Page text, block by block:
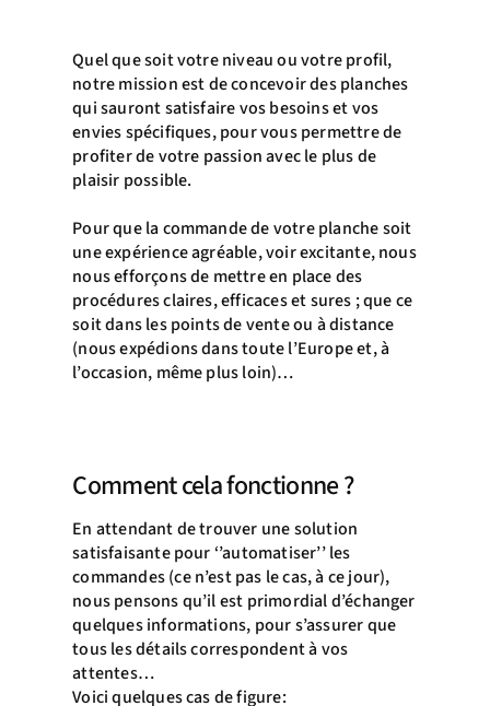
Quel que soit votre niveau ou votre profil,
notre mission est de concevoir des planches
qui sauront satisfaire vos besoins et vos
envies spécifiques, pour vous permettre de
profiter de votre passion avec le plus de
plaisir possible.
Pour que la commande de votre planche soit
une expérience agréable, voir excitante, nous
nous efforçons de mettre en place des
procédures claires, efficaces et sures ; que ce
soit dans les points de vente ou à distance
(nous expédions dans toute l’Europe et, à
l’occasion, même plus loin)…
Comment cela fonctionne ?
En attendant de trouver une solution
satisfaisante pour ‘’automatiser’’ les
commandes (ce n’est pas le cas, à ce jour),
nous pensons qu’il est primordial d’échanger
quelques informations, pour s’assurer que
tous les détails correspondent à vos
attentes…
Voici quelques cas de figure: